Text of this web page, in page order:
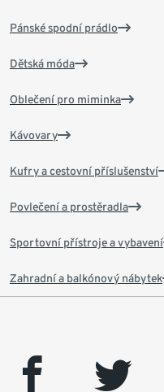
Pánské spodní prádlo
Dětská móda
Oblečení pro miminka
Kávovary
Kufry a cestovní příslušenství
Povlečení a prostěradla
Sportovní přístroje a vybavení
Zahradní a balkónový nábytek
facebook twitter